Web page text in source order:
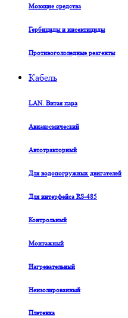
Моющие средства
Гербициды и инсектициды
Противогололедные реагенты
Кабель
LAN. Витая пара
Авиакосмический
Автотракторный
Для водопогружных двигателей
Для интерфейса RS-485
Контрольный
Монтажный
Нагревательный
Неизолированный
Плетенка